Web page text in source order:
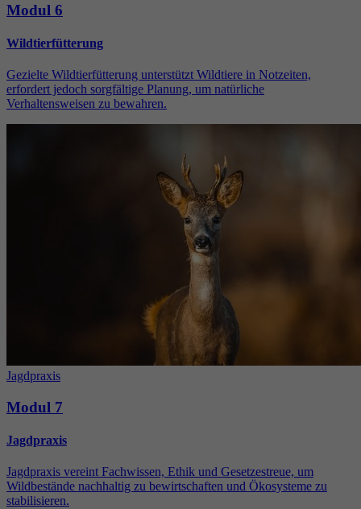
Modul 6
Wildtierfütterung
Gezielte Wildtierfütterung unterstützt Wildtiere in Notzeiten,
erfordert jedoch sorgfältige Planung, um natürliche
Verhaltensweisen zu bewahren.
Jagdpraxis
Modul 7
Jagdpraxis
Jagdpraxis vereint Fachwissen, Ethik und Gesetzestreue, um
Wildbestände nachhaltig zu bewirtschaften und Ökosysteme zu
stabilisieren.